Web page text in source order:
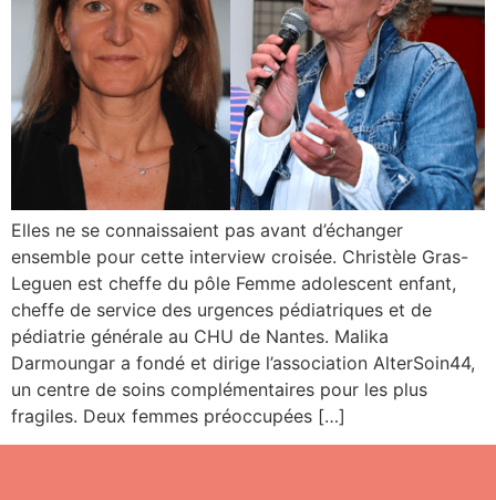
Elles ne se connaissaient pas avant d’échanger
ensemble pour cette interview croisée. Christèle Gras-
Leguen est cheffe du pôle Femme adolescent enfant,
cheffe de service des urgences pédiatriques et de
pédiatrie générale au CHU de Nantes. Malika
Darmoungar a fondé et dirige l’association AlterSoin44,
un centre de soins complémentaires pour les plus
fragiles. Deux femmes préoccupées […]